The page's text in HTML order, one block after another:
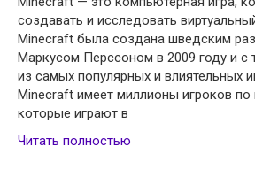
создавать и исследовать
Minecraft была создана шведским
Маркусом Перссоном в 2009 году и с
из самых популярных и влиятельных
Minecraft имеет миллионы игроков по
которые играют в
Читать полностью